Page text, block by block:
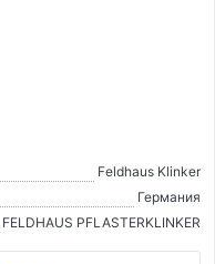
Feldhaus Klinker
Германия
FELDHAUS PFLASTERKLINKER